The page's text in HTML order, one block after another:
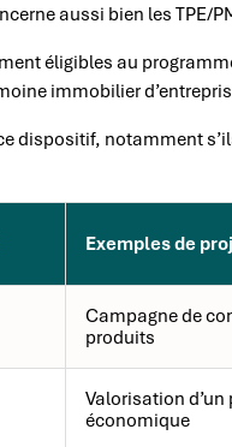
aussi bien les TPE/
éligibles au
immobilier
dispositif, notamment
Exemples de
Campagne de
produits
Valorisation
économique